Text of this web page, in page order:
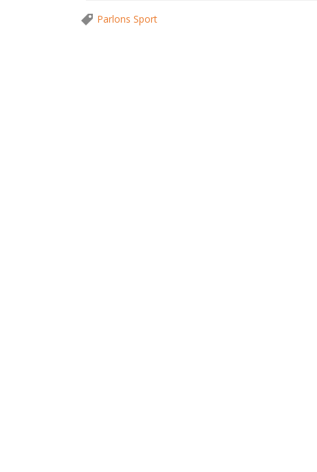
Parlons Sport